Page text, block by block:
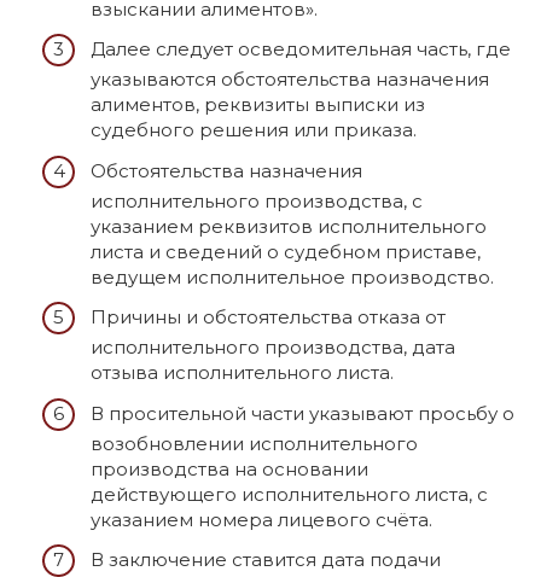
взыскании алиментов».
Далее следует осведомительная часть, где
указываются обстоятельства назначения
алиментов, реквизиты выписки из
судебного решения или приказа.
Обстоятельства назначения
исполнительного производства, с
указанием реквизитов исполнительного
листа и сведений о судебном приставе,
ведущем исполнительное производство.
Причины и обстоятельства отказа от
исполнительного производства, дата
отзыва исполнительного листа.
В просительной части указывают просьбу о
возобновлении исполнительного
производства на основании
действующего исполнительного листа, с
указанием номера лицевого счёта.
В заключение ставится дата подачи